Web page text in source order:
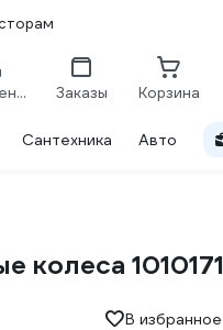
Сравнение Заказы Корзина
Сантехника Авто
колеса 1010171
В избранное